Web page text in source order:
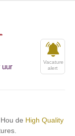
Vacature
alert
uur
de High Quality